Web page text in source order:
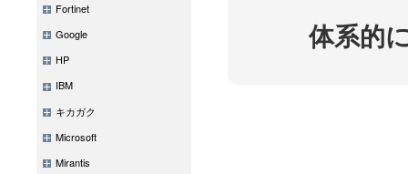
Fortinet
Google
HP
IBM
キカガク
Microsoft
Mirantis
体系的